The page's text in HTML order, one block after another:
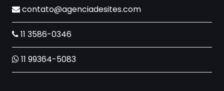
contato@agenciadesites.com
11 3586-0346
11 99364-5083